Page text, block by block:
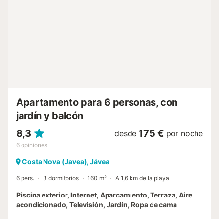
Apartamento para 6 personas, con
jardín y balcón
8,3
6 opiniones
desde 175 € por noche
Costa Nova (Javea), Jávea
6 pers. 3 dormitorios 160 m² A 1,6 km de la playa
Piscina exterior, Internet, Aparcamiento, Terraza, Aire
acondicionado, Televisión, Jardín, Ropa de cama